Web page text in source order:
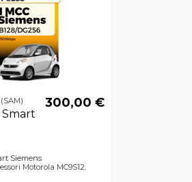
Smart
300,00 €
Siemens
Motorola MC9S12.